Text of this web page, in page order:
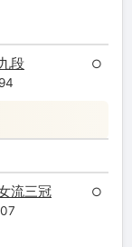
段 ○
流三冠 ○